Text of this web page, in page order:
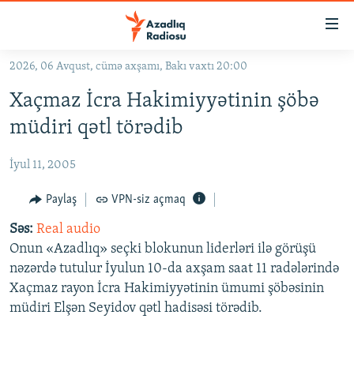
Əsas
qayıt
Əsas
qayıt
#İZAHLA
KORRUPSIOMETR
#ƏSLINDƏ
FƏRQƏ BAX
QANUNI DOĞRU
ARAŞDIRMA
MULTIMEDIA
VIDEO
RADIO ARXIV
2026, 06 Avqust, cümə axşamı, Bakı vaxtı 20:00
Xaçmaz İcra Hakimiyyətinin şöbə
müdiri qətl törədib
İyul 11, 2005
Paylaş VPN-siz açmaq
Səs: Real audio
Onun «Azadlıq» seçki blokunun liderləri ilə görüşü
nəzərdə tutulur İyulun 10-da axşam saat 11 radələrində
Xaçmaz rayon İcra Hakimiyyətinin ümumi şöbəsinin
müdiri Elşən Seyidov qətl hadisəsi törədib.